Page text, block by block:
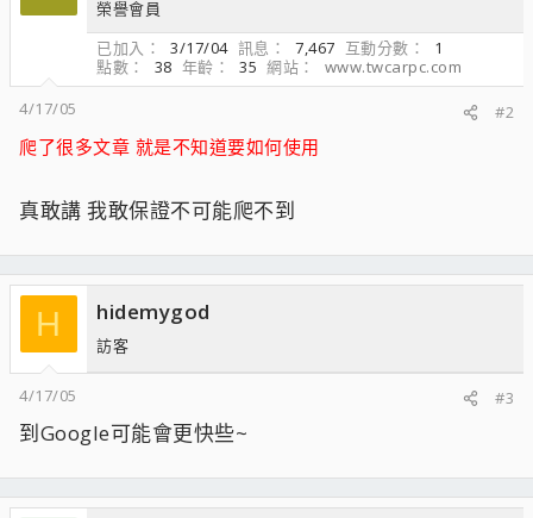
榮譽會員
已加入
3/17/04 訊息 7,467 互動分數
1
點數
38 年齡 35 網站
www.twcarpc.com
4/17/05
#2
爬了很多文章 就是不知道要如何使用
真敢講 我敢保證不可能爬不到
H hidemygod
訪客
4/17/05 #3
到Google可能會更快些~